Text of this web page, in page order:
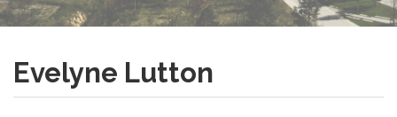
Evelyne Lutton